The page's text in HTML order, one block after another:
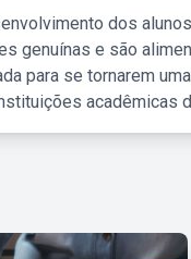
dos
genuínas e são
para se tornarem
acadêmicas